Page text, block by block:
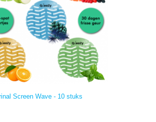
Screen Wave - 10 stuks